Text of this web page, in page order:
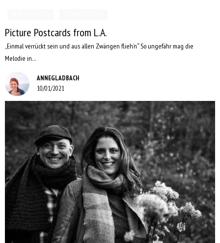
Picture Postcards from L.A.
„Einmal verrückt sein und aus allen Zwängen flieh’n“ So ungefähr mag die
Melodie in…
ANNEGLADBACH
10/01/2021